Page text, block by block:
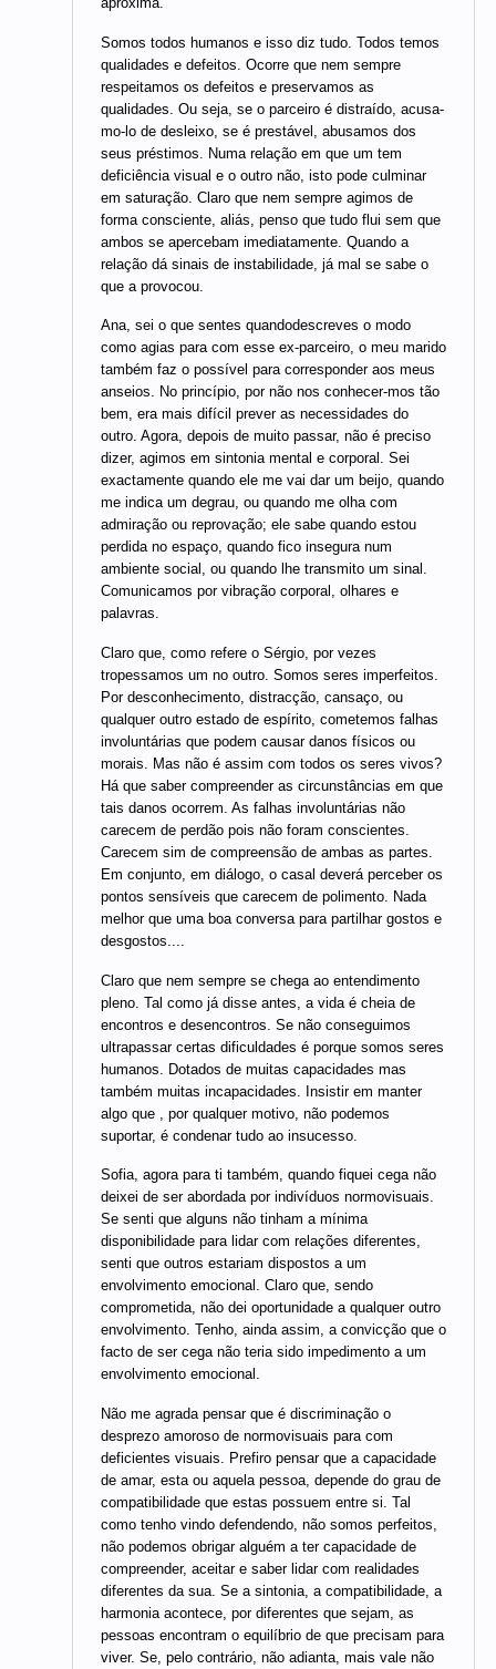
Somos todos humanos e isso diz tudo. Todos temos
qualidades e defeitos. Ocorre que nem sempre
respeitamos os defeitos e preservamos as
qualidades. Ou seja, se o parceiro é distraído, acusa-
mo-lo de desleixo, se é prestável, abusamos dos
seus préstimos. Numa relação em que um tem
deficiência visual e o outro não, isto pode culminar
em saturação. Claro que nem sempre agimos de
forma consciente, aliás, penso que tudo flui sem que
ambos se apercebam imediatamente. Quando a
relação dá sinais de instabilidade, já mal se sabe o
que a provocou.
Ana, sei o que sentes quandodescreves o modo
como agias para com esse ex-parceiro, o meu marido
também faz o possível para corresponder aos meus
anseios. No princípio, por não nos conhecer-mos tão
bem, era mais difícil prever as necessidades do
outro. Agora, depois de muito passar, não é preciso
dizer, agimos em sintonia mental e corporal. Sei
exactamente quando ele me vai dar um beijo, quando
me indica um degrau, ou quando me olha com
admiração ou reprovação; ele sabe quando estou
perdida no espaço, quando fico insegura num
ambiente social, ou quando lhe transmito um sinal.
Comunicamos por vibração corporal, olhares e
palavras.
Claro que, como refere o Sérgio, por vezes
tropessamos um no outro. Somos seres imperfeitos.
Por desconhecimento, distracção, cansaço, ou
qualquer outro estado de espírito, cometemos falhas
involuntárias que podem causar danos físicos ou
morais. Mas não é assim com todos os seres vivos?
Há que saber compreender as circunstâncias em que
tais danos ocorrem. As falhas involuntárias não
carecem de perdão pois não foram conscientes.
Carecem sim de compreensão de ambas as partes.
Em conjunto, em diálogo, o casal deverá perceber os
pontos sensíveis que carecem de polimento. Nada
melhor que uma boa conversa para partilhar gostos e
desgostos....
Claro que nem sempre se chega ao entendimento
pleno. Tal como já disse antes, a vida é cheia de
encontros e desencontros. Se não conseguimos
ultrapassar certas dificuldades é porque somos seres
humanos. Dotados de muitas capacidades mas
também muitas incapacidades. Insistir em manter
algo que , por qualquer motivo, não podemos
suportar, é condenar tudo ao insucesso.
Sofia, agora para ti também, quando fiquei cega não
deixei de ser abordada por indivíduos normovisuais.
Se senti que alguns não tinham a mínima
disponibilidade para lidar com relações diferentes,
senti que outros estariam dispostos a um
envolvimento emocional. Claro que, sendo
comprometida, não dei oportunidade a qualquer outro
envolvimento. Tenho, ainda assim, a convicção que o
facto de ser cega não teria sido impedimento a um
envolvimento emocional.
Não me agrada pensar que é discriminação o
desprezo amoroso de normovisuais para com
deficientes visuais. Prefiro pensar que a capacidade
de amar, esta ou aquela pessoa, depende do grau de
compatibilidade que estas possuem entre si. Tal
como tenho vindo defendendo, não somos perfeitos,
não podemos obrigar alguém a ter capacidade de
compreender, aceitar e saber lidar com realidades
diferentes da sua. Se a sintonia, a compatibilidade, a
harmonia acontece, por diferentes que sejam, as
pessoas encontram o equilíbrio de que precisam para
viver. Se, pelo contrário, não adianta, mais vale não